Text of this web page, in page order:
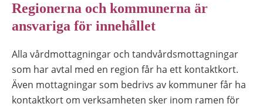
Regionerna och kommunerna är
ansvariga för innehållet
Alla vårdmottagningar och tandvårdsmottagningar
som har avtal med en region får ha ett kontaktkort.
Även mottagningar som bedrivs av kommuner får ha
kontaktkort om verksamheten sker inom ramen för